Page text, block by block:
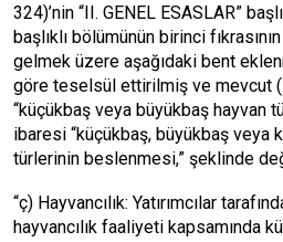
324)’nin “II. GENEL ESASLAR”
başlıklı bölümünün birinci
gelmek üzere aşağıdaki bent
göre teselsül ettirilmiş ve mevcut
“küçükbaş veya büyükbaş hayvan
ibaresi “küçükbaş, büyükbaş veya
türlerinin beslenmesi,” şeklinde
“ç) Hayvancılık: Yatırımcılar
hayvancılık faaliyeti kapsamında